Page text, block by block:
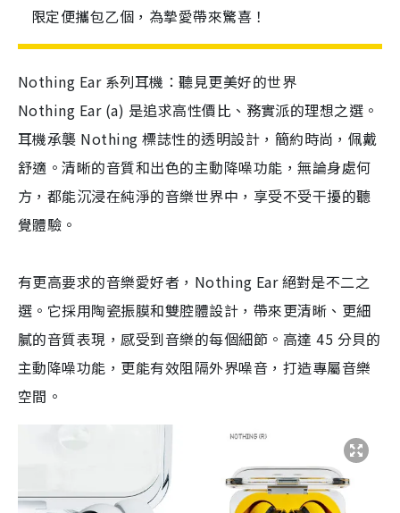
限定便攜包乙個，為摯愛帶來驚喜！
Nothing Ear 系列耳機：聽見更美好的世界
Nothing Ear (a) 是追求高性價比、務實派的理想之選。
耳機承襲 Nothing 標誌性的透明設計，簡約時尚，佩戴
舒適。清晰的音質和出色的主動降噪功能，無論身處何
方，都能沉浸在純淨的音樂世界中，享受不受干擾的聽
覺體驗。
有更高要求的音樂愛好者，Nothing Ear 絕對是不二之
選。它採用陶瓷振膜和雙腔體設計，帶來更清晰、更細
膩的音質表現，感受到音樂的每個細節。高達 45 分貝的
主動降噪功能，更能有效阻隔外界噪音，打造專屬音樂
空間。